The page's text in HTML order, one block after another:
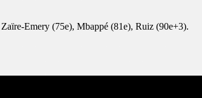
Zaïre-Emery (75e), Mbappé (81e), Ruiz (90e+3).